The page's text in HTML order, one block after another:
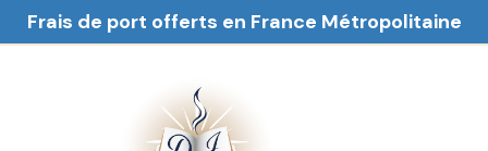
Frais de port offerts en France Métropolitaine